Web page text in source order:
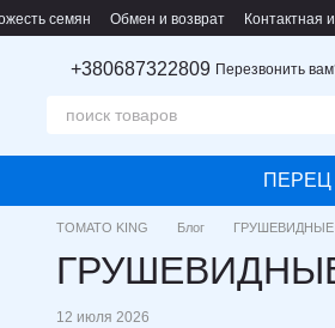
семян Обмен и возврат Контактная
+380687322809 Перезвонить
ПЕРЕЦ
TOMATO KING Блог
12 июля 2026